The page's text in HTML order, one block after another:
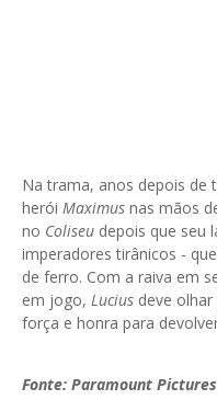
Na trama, anos depois de
herói Maximus nas mãos
no Coliseu depois que seu
imperadores tirânicos -
de ferro. Com a raiva em
em jogo, Lucius deve
força e honra para
Fonte: Paramount